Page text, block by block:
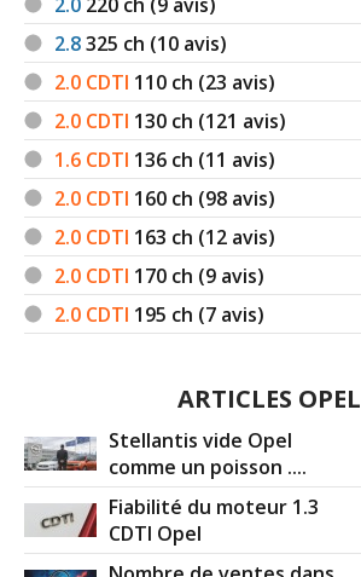
2.8325 ch (10 avis)
2.0 CDTI 110 ch (23 avis)
2.0 CDTI 130 ch (121 avis)
1.6 CDTI 136 ch (11 avis)
2.0 CDTI 160 ch (98 avis)
2.0 CDTI 163 ch (12 avis)
2.0 CDTI 170 ch (9 avis)
2.0 CDTI 195 ch (7 avis)
ARTICLES OPEL
Stellantis vide Opel
comme un poisson ....
Fiabilité du moteur 1.3
CDTI Opel